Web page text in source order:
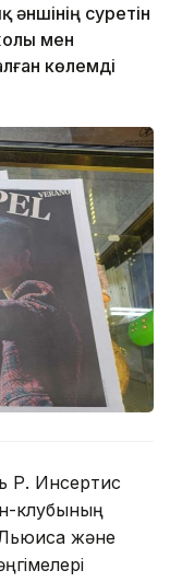
суретін
мен
көлемді
Р. Инсертис
клубының
және